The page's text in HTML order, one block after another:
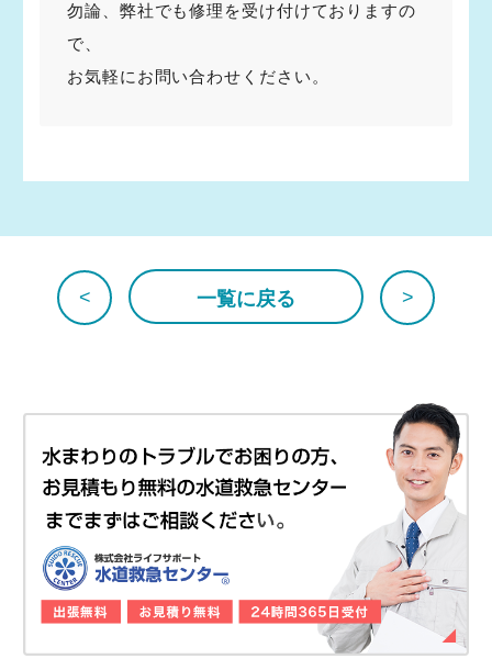
勿論、弊社でも修理を受け付けておりますの
で、
お気軽にお問い合わせください。
< 一覧に戻る >